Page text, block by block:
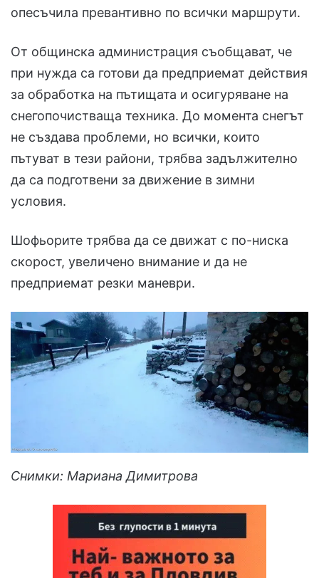
опесъчила превантивно по всички маршрути.
От общинска администрация съобщават, че
при нужда са готови да предприемат действия
за обработка на пътищата и осигуряване на
снегопочистваща техника. До момента снегът
не създава проблеми, но всички, които
пътуват в тези райони, трябва задължително
да са подготвени за движение в зимни
условия.
Шофьорите трябва да се движат с по-ниска
скорост, увеличено внимание и да не
предприемат резки маневри.
Снимки: Мариана Димитрова